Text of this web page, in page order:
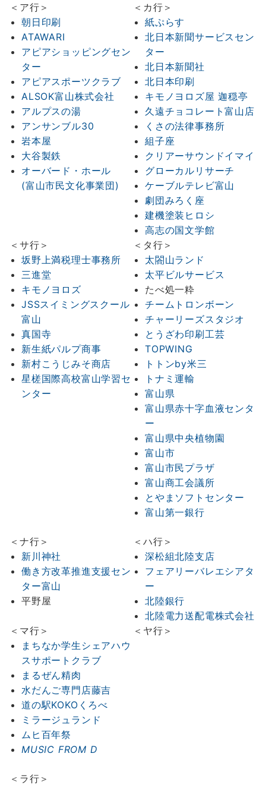
＜ア行＞
朝日印刷
ATAWARI
アピアショッピングセン
ター
アピアスポーツクラブ
ALSOK富山株式会社
アルプスの湯
アンサンブル30
岩本屋
大谷製鉄
オーバード・ホール
(富山市民文化事業団)
＜カ行＞
紙ぷらす
北日本新聞サービスセン
ター
北日本新聞社
北日本印刷
キモノヨロズ屋 迦穏亭
久遠チョコレート富山店
くさの法律事務所
組子座
クリアーサウンドイマイ
グローカルリサーチ
ケーブルテレビ富山
劇団みろく座
建機塗装ヒロシ
高志の国文学館
＜サ行＞
坂野上満税理士事務所
三進堂
キモノヨロズ
JSSスイミングスクール
富山
真国寺
新生紙パルプ商事
新村こうじみそ商店
星槎国際高校富山学習セ
ンター
＜タ行＞
太閤山ランド
太平ビルサービス
たべ処一粋
チームトロンボーン
チャーリーズスタジオ
とうざわ印刷工芸
TOPWING
トトンby米三
トナミ運輸
富山県
富山県赤十字血液センタ
ー
富山県中央植物園
富山市
富山市民プラザ
富山商工会議所
とやまソフトセンター
富山第一銀行
＜ナ行＞
新川神社
働き方改革推進支援セン
ター富山
平野屋
＜ハ行＞
深松組北陸支店
フェアリーバレエシアタ
ー
北陸銀行
北陸電力送配電株式会社
＜マ行＞
まちなか学生シェアハウ
スサポートクラブ
まるぜん精肉
水だんご専門店藤吉
道の駅KOKOくろべ
ミラージュランド
ムヒ百年祭
MUSIC FROM D
＜ヤ行＞
＜ラ行＞